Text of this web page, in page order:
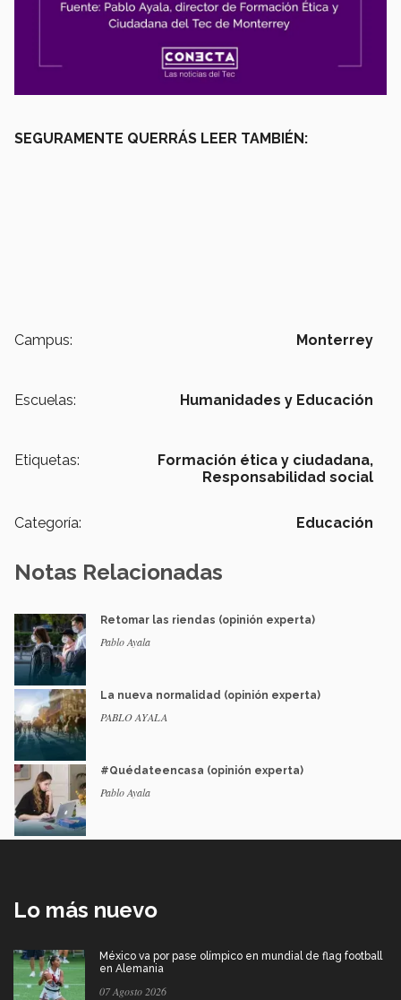
SEGURAMENTE QUERRÁS LEER TAMBIÉN:
Campus: Monterrey
Escuelas: Humanidades y Educación
Etiquetas:
Formación ética y ciudadana,
Responsabilidad social
Categoría: Educación
Notas Relacionadas
Retomar las riendas (opinión experta)
Pablo Ayala
La nueva normalidad (opinión experta)
PABLO AYALA
#Quédateencasa (opinión experta)
Pablo Ayala
Lo más nuevo
México va por pase olímpico en mundial de flag football
en Alemania
07 Agosto 2026